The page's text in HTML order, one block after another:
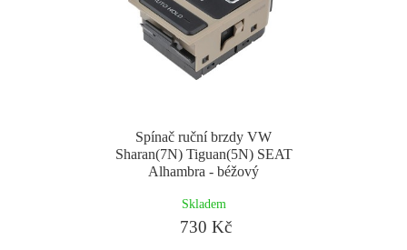
Spínač ruční brzdy VW
Sharan(7N) Tiguan(5N) SEAT
Alhambra - béžový
Skladem
730 Kč